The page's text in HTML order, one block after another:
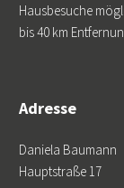
Hausbesuche
bis 40 km
Adresse
Daniela Baumann
Hauptstraße 17